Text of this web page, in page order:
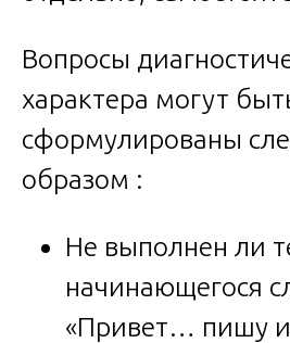
Вопросы
характера могут
сформулированы
образом :
Не выполнен ли
начинающегося
«Привет… пишу